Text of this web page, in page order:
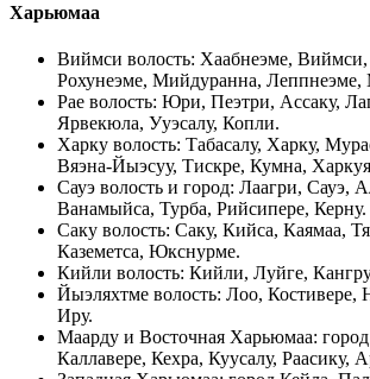
Харьюмаа
Виймси волость: Хаабнеэме,
Рохунеэме, Мийдуранна, Леппнеэме,
Рае волость: Юри, Пеэтри, Ассаку,
Ярвекюла, Ууэсалу, Копли.
Харку волость: Табасалу, Харку,
Вяэна-Йыэсуу, Тискре, Кумна,
Сауэ волость и город: Лаагри, Сауэ,
Ванамыйса, Турба, Рийсипере, Керну.
Саку волость: Саку, Кийса, Каямаа,
Каземетса, Юкснурме.
Кийли волость: Кийли, Луйге,
Йыэляхтме волость: Лоо, Костивере,
Иру.
Маарду и Восточная Харьюмаа:
Каллавере, Кехра, Куусалу, Раасику,